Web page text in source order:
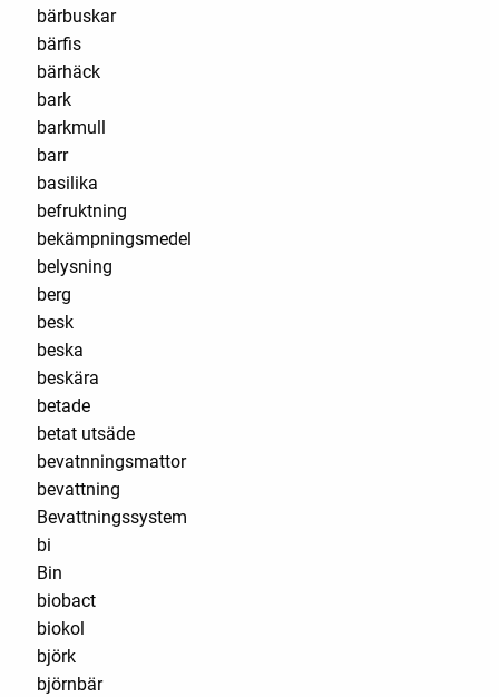
bärbuskar
bärfis
bärhäck
bark
barkmull
barr
basilika
befruktning
bekämpningsmedel
belysning
berg
besk
beska
beskära
betade
betat utsäde
bevatnningsmattor
bevattning
Bevattningssystem
bi
Bin
biobact
biokol
björk
björnbär